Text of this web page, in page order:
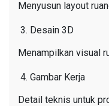
Menyusun layout
Desain 3D
Menampilkan visual
Gambar Kerja
Detail teknis untuk